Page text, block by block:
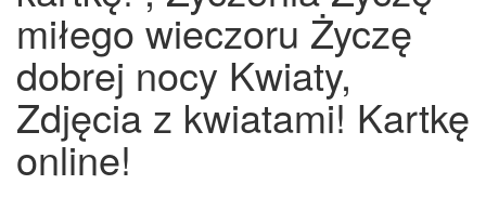
miłego wieczoru Życzę
dobrej nocy Kwiaty,
Zdjęcia z kwiatami! Kartkę
online!